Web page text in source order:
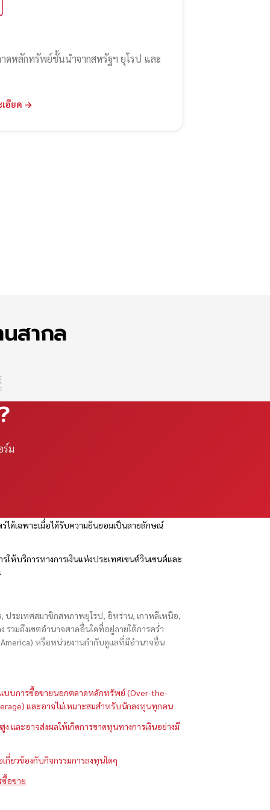
ดหลักทรัพย์ชั้นนำจากสหรัฐฯ ยุโรป และ
เอียด →
สากล
ร์ม
ได้เฉพาะเมื่อได้รับความยินยอมเป็นลายลักษณ์
ห้บริการทางการเงินแห่งประเทศเซนต์วินเซนต์และ
ประเทศสมาชิกสหภาพยุโรป, อิหร่าน, เกาหลีเหนือ,
รวมถึงเขตอำนาจศาลอื่นใดที่อยู่ภายใต้การคว่ำ
หรือหน่วยงานกำกับดูแลที่มีอำนาจอื่น
แบบการซื้อขายนอกตลาดหลักทรัพย์ (Over-the-
และอาจไม่เหมาะสมสำหรับนักลงทุนทุกคน
ง และอาจส่งผลให้เกิดการขาดทุนทางการเงินอย่างมี
กี่ยวข้องกับกิจกรรมการลงทุนใดๆ
ซื้อขาย